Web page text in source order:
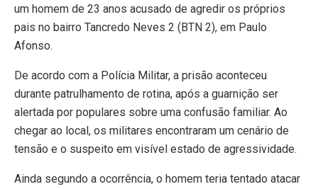
um homem de 23 anos acusado de agredir os próprios
pais no bairro Tancredo Neves 2 (BTN 2), em Paulo
Afonso.
De acordo com a Polícia Militar, a prisão aconteceu
durante patrulhamento de rotina, após a guarnição ser
alertada por populares sobre uma confusão familiar. Ao
chegar ao local, os militares encontraram um cenário de
tensão e o suspeito em visível estado de agressividade.
Ainda segundo a ocorrência, o homem teria tentado atacar